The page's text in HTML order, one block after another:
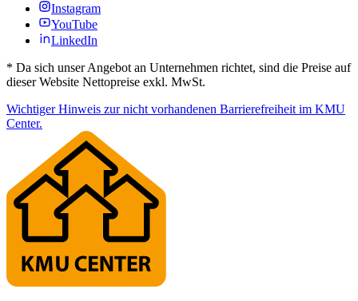
Instagram
YouTube
LinkedIn
* Da sich unser Angebot an Unternehmen richtet, sind die Preise auf
dieser Website Nettopreise exkl. MwSt.
Wichtiger Hinweis zur nicht vorhandenen Barrierefreiheit im KMU
Center.